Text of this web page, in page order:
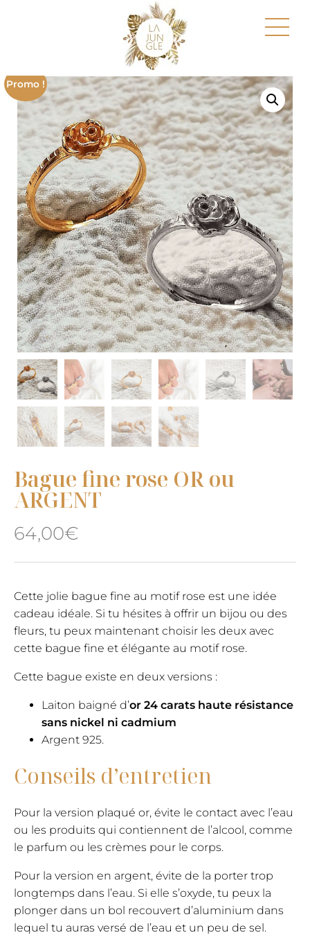
Promo !
Bague fine rose OR ou
ARGENT
64,00€
Cette jolie bague fine au motif rose est une idée
cadeau idéale. Si tu hésites à offrir un bijou ou des
fleurs, tu peux maintenant choisir les deux avec
cette bague fine et élégante au motif rose.
Cette bague existe en deux versions :
Laiton baigné d’or 24 carats haute résistance
sans nickel ni cadmium
Argent 925.
Conseils d’entretien
Pour la version plaqué or, évite le contact avec l’eau
ou les produits qui contiennent de l’alcool, comme
le parfum ou les crèmes pour le corps.
Pour la version en argent, évite de la porter trop
longtemps dans l’eau. Si elle s’oxyde, tu peux la
plonger dans un bol recouvert d’aluminium dans
lequel tu auras versé de l’eau et un peu de sel.